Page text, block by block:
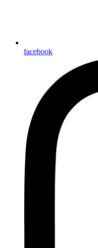
facebook